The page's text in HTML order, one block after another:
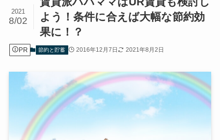
よう！条件に合えば大幅な節約効
果に！？
2021
8/02
PR 節約と貯蓄 2016年12月7日 2021年8月2日